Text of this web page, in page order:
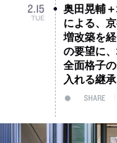
2.15
TUE
奥田晃輔
による、
増改築を
の要望に
全面格子
入れる継
SHARE